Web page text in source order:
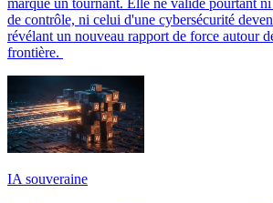
marque un tournant. Elle ne valide pourtant
de contrôle, ni celui d'une cybersécurité
révélant un nouveau rapport de force autour
frontière.
IA souveraine